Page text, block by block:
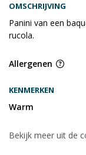
OMSCHRIJVING
Panini van een
rucola.
Allergenen
KENMERKEN
Warm
Bekijk meer uit de